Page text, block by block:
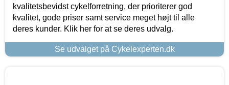
kvalitetsbevidst cykelforretning, der prioriterer god
kvalitet, gode priser samt service meget højt til alle
deres kunder. Klik her for at se deres udvalg.
Se udvalget på Cykelexperten.dk